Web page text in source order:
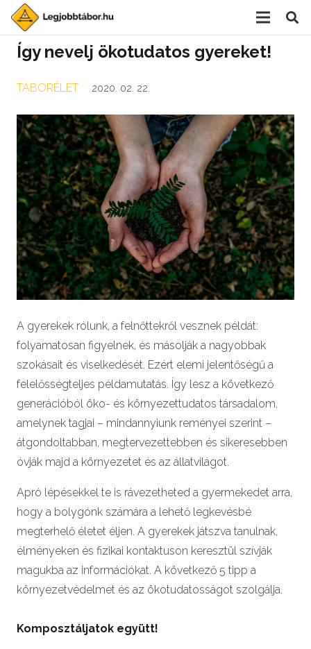
Így nevelj ökotudatos gyereket!
TÁBORÉLET 2020. 02. 22.
A gyerekek rólunk, a felnőttekről vesznek példát:
folyamatosan figyelnek, és másolják a nagyobbak
szokásait és viselkedését. Ezért elemi jelentőségű a
felelősségteljes példamutatás. Így lesz a következő
generációból öko- és környezettudatos társadalom,
amelynek tagjai – mindannyiunk reményei szerint –
átgondoltabban, megtervezettebben és sikeresebben
óvják majd a környezetet és az állatvilágot.
Apró lépésekkel te is rávezetheted a gyermekedet arra,
hogy a bolygónk számára a lehető legkevésbé
megterhelő életet éljen. A gyerekek játszva tanulnak,
élményeken és fizikai kontaktuson keresztül szívják
magukba az információkat. A következő 5 tipp a
környezetvédelmet és az ökotudatosságot szolgálja.
Komposztáljatok együtt!